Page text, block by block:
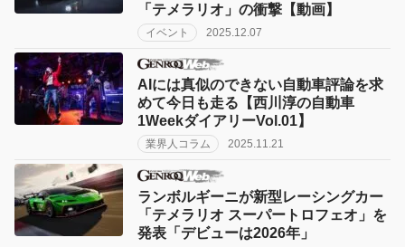
「テメラリオ」の衝撃【動画】
イベント 2025.12.07
AIには真似のできない自動車評論を求
めて今日も走る【西川淳の自動車
1WeekダイアリーVol.01】
業界人コラム 2025.11.21
ランボルギーニが新型レーシングカー
「テメラリオ スーパートロフェオ」を
発表「デビューは2026年」